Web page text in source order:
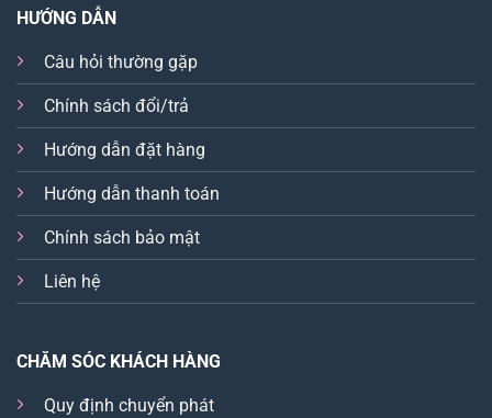
HƯỚNG DẪN
Câu hỏi thường gặp
Chính sách đổi/trả
Hướng dẫn đặt hàng
Hướng dẫn thanh toán
Chính sách bảo mật
Liên hệ
CHĂM SÓC KHÁCH HÀNG
Quy định chuyển phát